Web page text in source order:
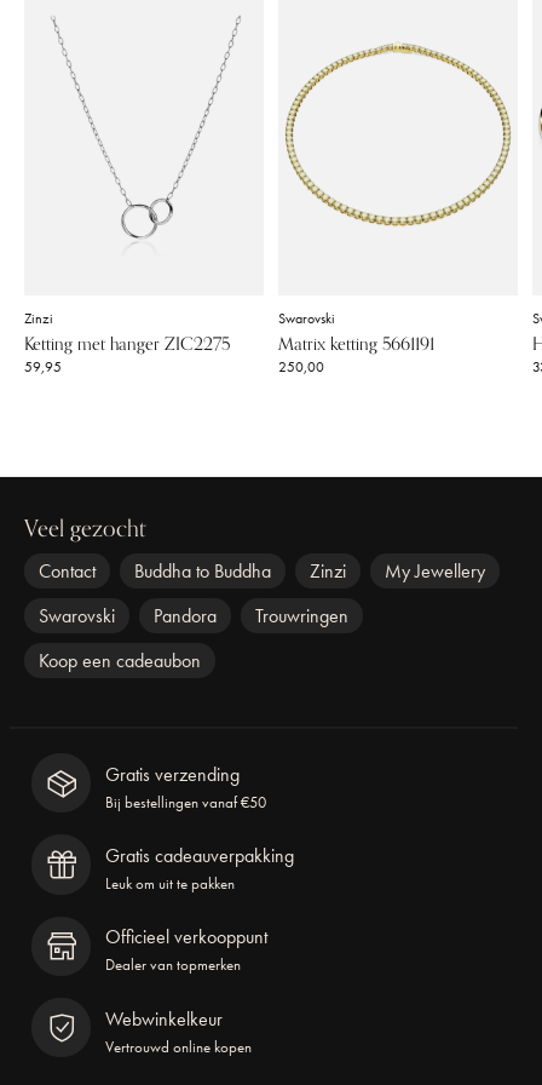
Zinzi
Ketting met hanger ZIC2275
59,95
Swarovski
Matrix ketting 5661191
250,00
Veel gezocht
Contact Buddha to Buddha Zinzi
My Jewellery
Swarovski
Pandora
Trouwringen
Koop een cadeaubon
Gratis verzending
Bij bestellingen vanaf €50
Gratis cadeauverpakking
Leuk om uit te pakken
Officieel verkooppunt
Dealer van topmerken
Webwinkelkeur
Vertrouwd online kopen